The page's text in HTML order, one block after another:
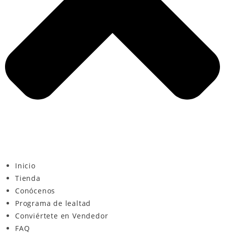
Inicio
Tienda
Conócenos
Programa de lealtad
Conviértete en Vendedor
FAQ